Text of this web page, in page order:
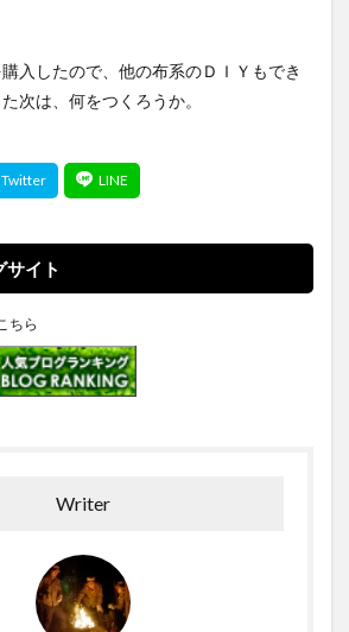
入したので、他の布系のＤＩＹもでき
次は、何をつくろうか。
サイト
ちら
Writer